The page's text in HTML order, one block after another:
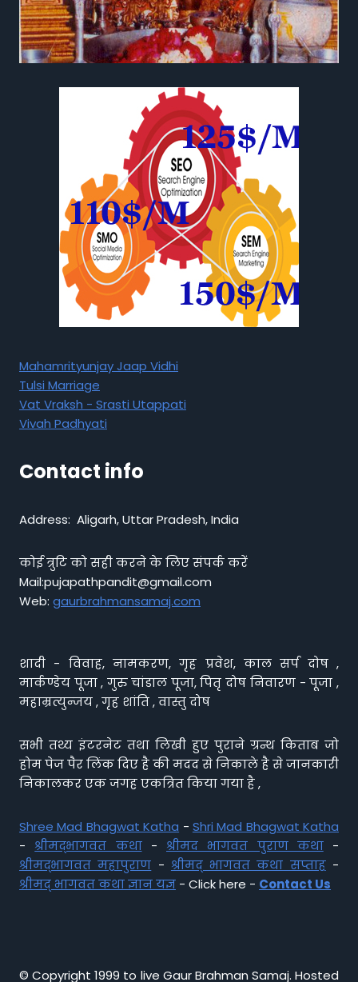
Mahamrityunjay Jaap Vidhi
Tulsi Marriage
Vat Vraksh - Srasti Utappati
Vivah Padhyati
Contact info
Address: Aligarh, Uttar Pradesh, India
कोई त्रुटि को सही करने के लिए संपर्क करें
Mail:pujapathpandit@gmail.com
Web: gaurbrahmansamaj.com
शादी - विवाह, नामकरण, गृह प्रवेश, काल सर्प दोष ,
मार्कण्डेय पूजा , गुरु चांडाल पूजा, पितृ दोष निवारण - पूजा ,
महाम्रत्युन्जय , गृह शांति , वास्तु दोष
सभी तथ्य इंटरनेट तथा लिखी हुए पुराने ग्रन्थ किताब जो
होम पेज पैर लिंक दिए है की मदद से निकाले है से जानकारी
निकालकर एक जगह एकत्रित किया गया है ,
Shree Mad Bhagwat Katha - Shri Mad Bhagwat Katha
- श्रीमद्भागवत कथा- श्रीमद भागवत पुराण कथा-
श्रीमद्भागवत महापुराण - श्रीमद् भागवत कथा सप्ताह-
श्रीमद् भागवत कथा ज्ञान यज्ञ - Click here - Contact Us
© Copyright 1999 to live Gaur Brahman Samaj. Hosted